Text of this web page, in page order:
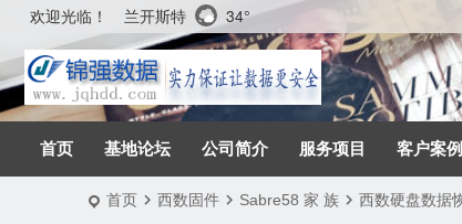
欢迎光临！ 兰开斯特 34°
首页 基地论坛 公司简介 服务项目 客户案例
首页 西数固件 Sabre58 家 族 西数硬盘数据